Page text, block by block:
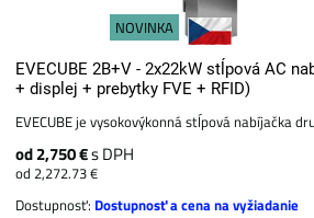
NOVINKA
EVECUBE 2B+V - 2x22kW stĺpová AC
+ displej + prebytky FVE + RFID)
EVECUBE je vysokovýkonná stĺpová nabíjačka
od 2,750 €s DPH
od 2,272.73 €
Dostupnosť: Dostupnosť a cena na vyžiadanie